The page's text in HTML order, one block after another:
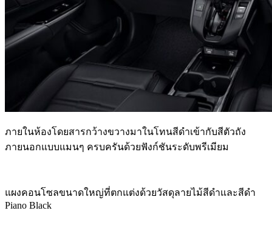
ภายในห้องโดยสารกว้างขวางมาในโทนสีดำเข้ากับสีตัวถัง
ภายนอกแบบแมนๆ ครบครันด้วยฟังก์ชันระดับพรีเมียม
แผงคอนโซลขนาดใหญ่ที่ตกแต่งด้วยวัสดุลายไม้สีดำและสีดำ
Piano Black